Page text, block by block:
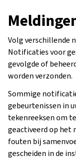
Volg verschillende
Notificaties voor
gevolgde of
worden verzonden.
Sommige
gebeurtenissen in
tekenreeksen om
geactiveerd op het
fouten bij
gescheiden in de